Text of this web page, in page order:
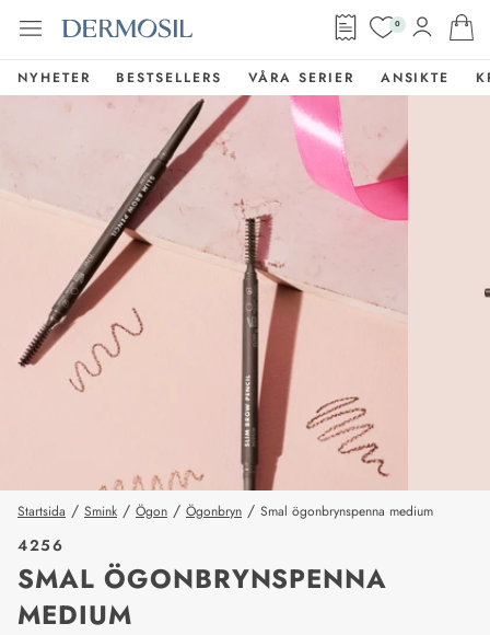
0
NYHETER BESTSELLERS VÅRA SERIER ANSIKTE
Startsida / Smink / Ögon / Ögonbryn / Smal ögonbrynspenna medium
4256
SMAL ÖGONBRYNSPENNA
MEDIUM